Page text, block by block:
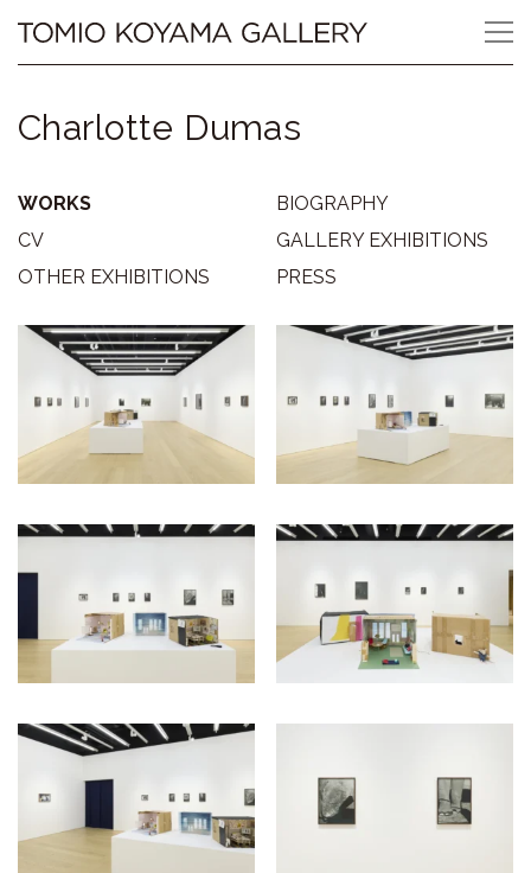
content
Tomio
Gallery
小
山
登
美
夫
ギ
ャ
ラ
ー
Charlotte Dumas
WORKS
BIOGRAPHY
CV
GALLERY EXHIBITIONS
OTHER EXHIBITIONS
PRESS